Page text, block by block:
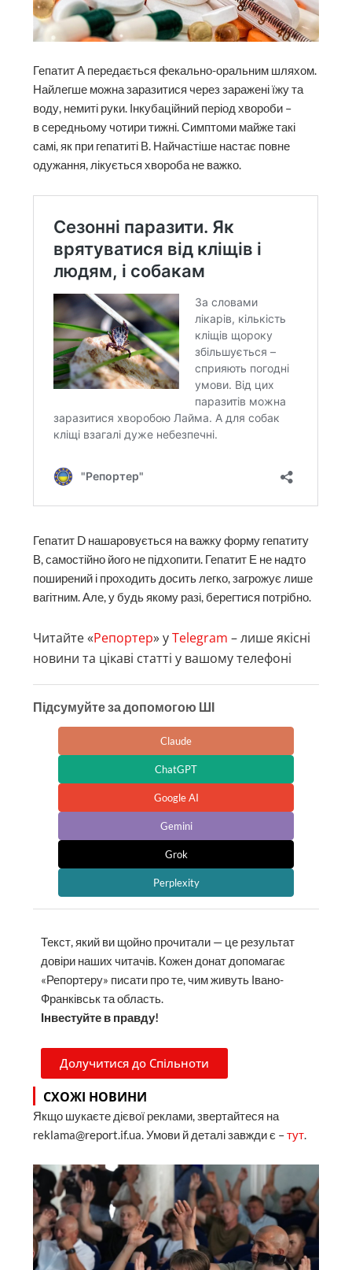
Гепатит А передається фекально-оральним шляхом.
Найлегше можна заразитися через заражені їжу та
воду, немиті руки. Інкубаційний період хвороби –
в середньому чотири тижні. Симптоми майже такі
самі, як при гепатиті В. Найчастіше настає повне
одужання, лікується хвороба не важко.
Гепатит D нашаровується на важку форму гепатиту
В, самостійно його не підхопити. Гепатит Е не надто
поширений і проходить досить легко, загрожує лише
вагітним. Але, у будь якому разі, берегтися потрібно.
Читайте «Репортер» уTelegram – лише якісні
новини та цікаві статті у вашому телефоні
Підсумуйте за допомогою ШІ
Claude
ChatGPT
Google AI
Gemini
Grok
Perplexity
Текст, який ви щойно прочитали — це результат
довіри наших читачів. Кожен донат допомагає
«Репортеру» писати про те, чим живуть Івано-
Франківськ та область.
Інвестуйте в правду!
Долучитися до Спільноти
СХОЖІ НОВИНИ
Якщо шукаєте дієвої реклами, звертайтеся на
reklama@report.if.ua. Умови й деталі завжди є –тут.